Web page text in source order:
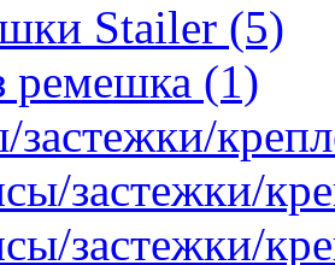
Stailer (5)
ремешка (1)
застежки/
застежки/